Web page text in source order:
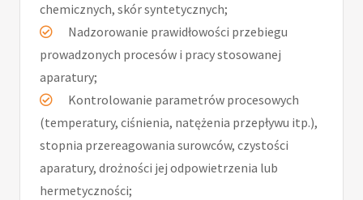
chemicznych, skór syntetycznych;
Nadzorowanie prawidłowości przebiegu
prowadzonych procesów i pracy stosowanej
aparatury;
Kontrolowanie parametrów procesowych
(temperatury, ciśnienia, natężenia przepływu itp.),
stopnia przereagowania surowców, czystości
aparatury, drożności jej odpowietrzenia lub
hermetyczności;